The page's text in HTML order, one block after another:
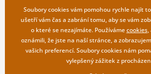
Soubory cookies vám pomohou rychle najít
ušetří vám čas a zabrání tomu, aby se vám
o které se nezajímáte. Používámecookies,
oznámili, že jste na naší stránce, a
vašich preferencí. Soubory cookies nám
vylepšený zážitek z